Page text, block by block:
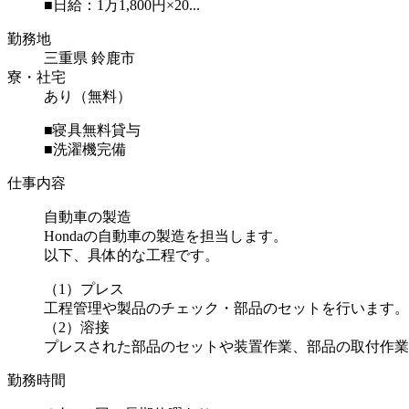
■日給：1万1,800円×20...
勤務地
三重県 鈴鹿市
寮・社宅
あり（無料）
■寝具無料貸与
■洗濯機完備
仕事内容
自動車の製造
Hondaの自動車の製造を担当します。
以下、具体的な工程です。
（1）プレス
工程管理や製品のチェック・部品のセットを行います。
（2）溶接
プレスされた部品のセットや装置作業、部品の取付作
勤務時間